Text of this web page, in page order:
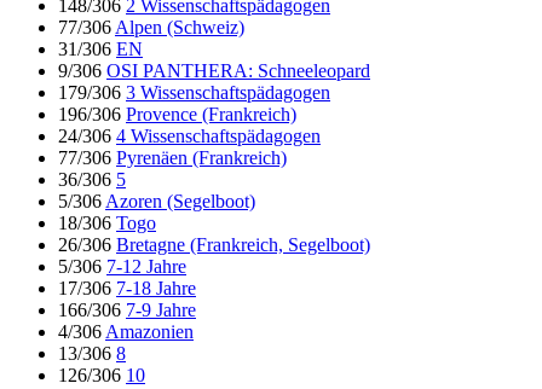
148/306 2 Wissenschaftspädagogen
77/306 Alpen (Schweiz)
31/306 EN
9/306 OSI PANTHERA: Schneeleopard
179/306 3 Wissenschaftspädagogen
196/306 Provence (Frankreich)
24/306 4 Wissenschaftspädagogen
77/306 Pyrenäen (Frankreich)
36/306 5
5/306 Azoren (Segelboot)
18/306 Togo
26/306 Bretagne (Frankreich, Segelboot)
5/306 7-12 Jahre
17/306 7-18 Jahre
166/306 7-9 Jahre
4/306 Amazonien
13/306 8
126/306 10